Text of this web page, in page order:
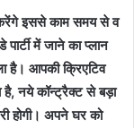
इससे काम समय से व
में जाने का प्लान
है। आपकी क्रिएटिव
है, नये कॉन्ट्रैक्ट से बड़ा
होगी। अपने घर को